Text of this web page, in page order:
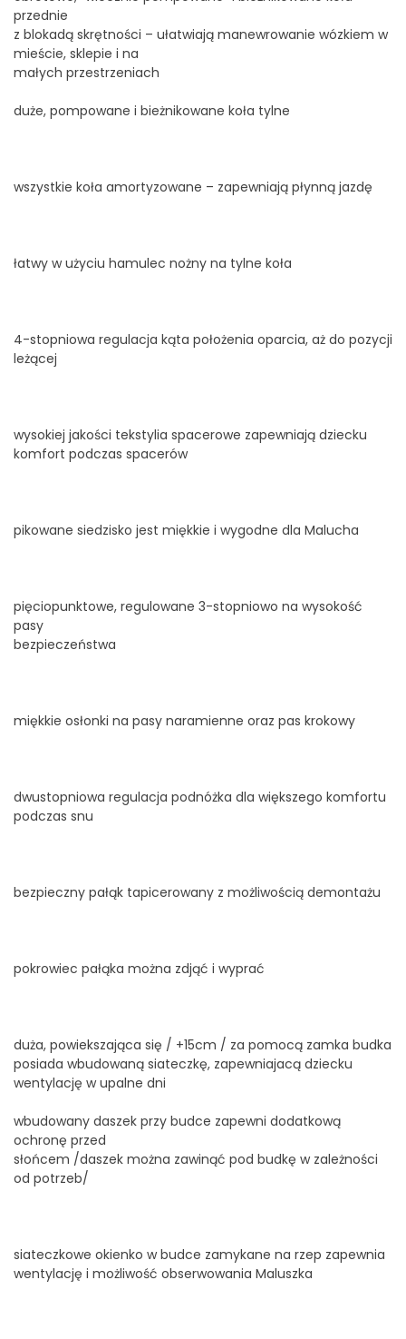
przednie
z blokadą skrętności – ułatwiają manewrowanie wózkiem w
mieście, sklepie i na
małych przestrzeniach
duże, pompowane i bieżnikowane koła tylne
wszystkie koła amortyzowane – zapewniają płynną jazdę
łatwy w użyciu hamulec nożny na tylne koła
4-stopniowa regulacja kąta położenia oparcia, aż do pozycji
leżącej
wysokiej jakości tekstylia spacerowe zapewniają dziecku
komfort podczas spacerów
pikowane siedzisko jest miękkie i wygodne dla Malucha
pięciopunktowe, regulowane 3-stopniowo na wysokość
pasy
bezpieczeństwa
miękkie osłonki na pasy naramienne oraz pas krokowy
dwustopniowa regulacja podnóżka dla większego komfortu
podczas snu
bezpieczny pałąk tapicerowany z możliwością demontażu
pokrowiec pałąka można zdjąć i wyprać
duża, powiekszająca się / +15cm / za pomocą zamka budka
posiada wbudowaną siateczkę, zapewniajacą dziecku
wentylację w upalne dni
wbudowany daszek przy budce zapewni dodatkową
ochronę przed
słońcem /daszek można zawinąć pod budkę w zależności
od potrzeb/
siateczkowe okienko w budce zamykane na rzep zapewnia
wentylację i możliwość obserwowania Maluszka